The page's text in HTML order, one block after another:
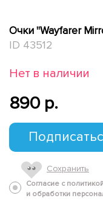
Очки "Wayfarer
ID 43512
Нет в наличии
890 p.
Сохранить
Согласие с
и обработки